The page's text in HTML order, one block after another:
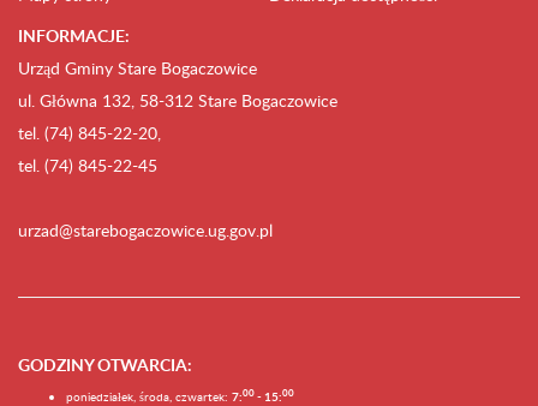
INFORMACJE:
Urząd Gminy Stare Bogaczowice
ul. Główna 132, 58-312 Stare Bogaczowice
tel. (74) 845-22-20,
tel. (74) 845-22-45
urzad@starebogaczowice.ug.gov.pl
GODZINY OTWARCIA:
poniedziałek, środa, czwartek: 7:00 - 15:00